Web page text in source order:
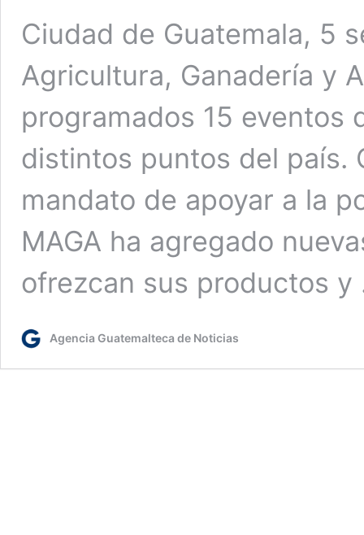
Ciudad de Guatemala, 5
Agricultura, Ganadería y
programados 15 eventos
distintos puntos del país.
mandato de apoyar a la
MAGA ha agregado
ofrezcan sus productos
Agencia Guatemalteca de Noticias